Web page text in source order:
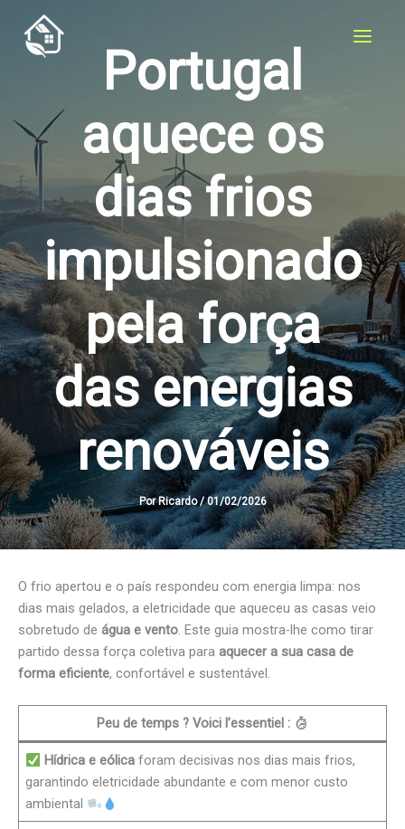
content
Portugal
aquece os
dias frios
impulsionado
pela força
das energias
renováveis
Por Ricardo/01/02/2026
O frio apertou e o país respondeu com energia limpa: nos
dias mais gelados, a eletricidade que aqueceu as casas veio
sobretudo de água e vento. Este guia mostra-lhe como tirar
partido dessa força coletiva para aquecer a sua casa de
forma eficiente, confortável e sustentável.
Peu de temps ? Voici l’essentiel :
Hídrica e eólicaforam decisivas nos dias mais frios,
garantindo eletricidade abundante e com menor custo
ambiental